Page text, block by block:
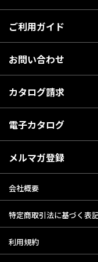
ご利用ガイド
お問い合わせ
カタログ請求
電子カタログ
メルマガ登録
会社概要
特定商取引法に基づく表
利用規約